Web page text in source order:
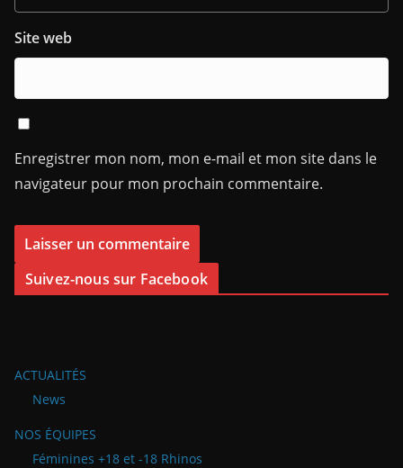
Site web
Enregistrer mon nom, mon e-mail et mon site dans le
navigateur pour mon prochain commentaire.
Suivez-nous sur Facebook
ACTUALITÉS
News
NOS ÉQUIPES
Féminines +18 et -18 Rhinos